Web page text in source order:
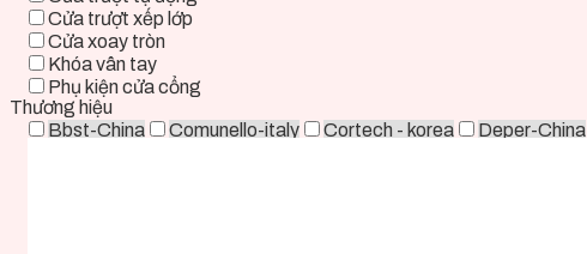
Cửa trượt xếp lớp
Cửa xoay tròn
Khóa vân tay
Phụ kiện cửa cổng
Thương hiệu
Bbst-China
Comunello-italy Cortech - korea Deper-China